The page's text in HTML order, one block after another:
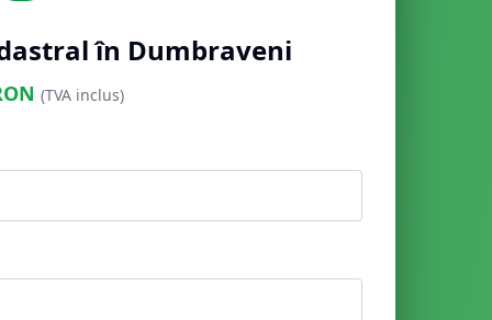
în Dumbraveni
(TVA inclus)